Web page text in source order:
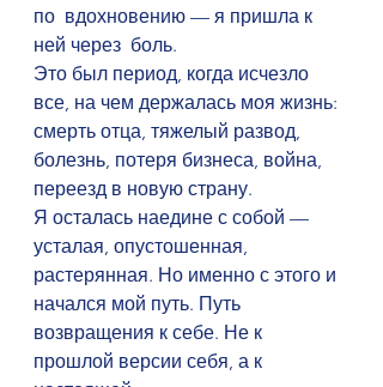
по  вдохновению — я пришла к
ней через  боль.
Это был период, когда исчезло
все, на чем держалась моя жизнь:
смерть отца, тяжелый развод,
болезнь, потеря бизнеса, война,
переезд в новую страну.
Я осталась наедине с собой —
усталая, опустошенная,
растерянная. Но именно с этого и
начался мой путь. Путь
возвращения к себе. Не к
прошлой версии себя, а к